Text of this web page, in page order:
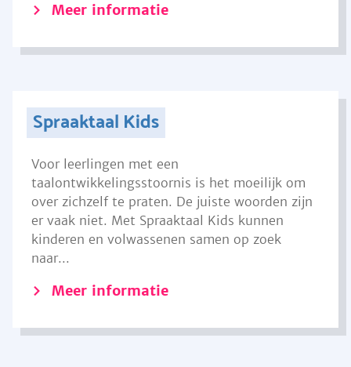
Meer informatie
Spraaktaal Kids
Voor leerlingen met een
taalontwikkelingsstoornis is het moeilijk om
over zichzelf te praten. De juiste woorden zijn
er vaak niet. Met Spraaktaal Kids kunnen
kinderen en volwassenen samen op zoek
naar...
Meer informatie